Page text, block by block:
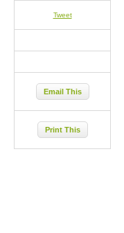
Tweet
Email This
Print This